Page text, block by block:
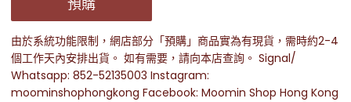
由於系統功能限制，網店部分「預購」商品實為有現貨，需時約2-4
個工作天內安排出貨。 如有需要，請向本店查詢。 Signal/
Whatsapp: 852-52135003 Instagram:
moominshophongkong Facebook: Moomin Shop Hong Kong